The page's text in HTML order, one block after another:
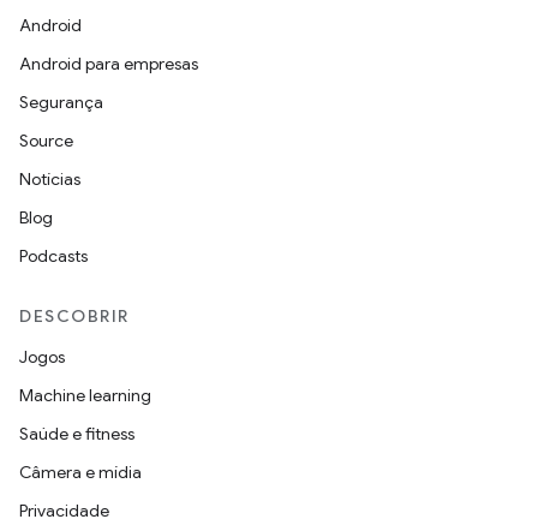
Android
Android para empresas
Segurança
Source
Notícias
Blog
Podcasts
DESCOBRIR
Jogos
Machine learning
Saúde e fitness
Câmera e mídia
Privacidade